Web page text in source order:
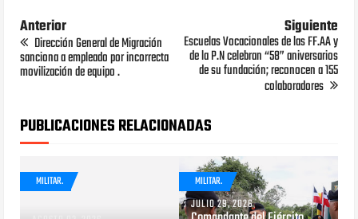
Anterior
Dirección General de Migración
sanciona a empleado por incorrecta
movilización de equipo .
Siguiente
Escuelas Vocacionales de las FF.AA y
de la P.N celebran “58” aniversarios
de su fundación; reconocen a 155
colaboradores
PUBLICACIONES RELACIONADAS
MILITAR. MILITAR.
JULIO 29, 2026